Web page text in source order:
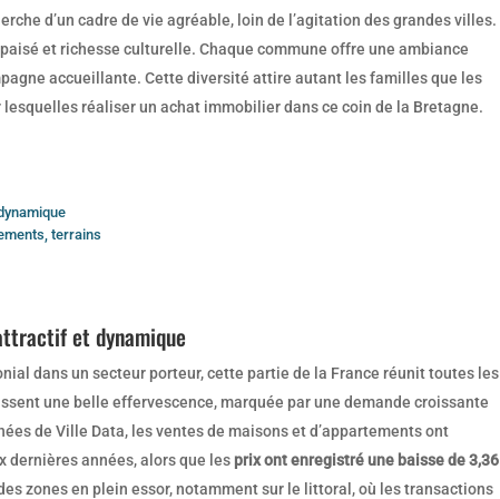
d’un cadre de vie agréable, loin de l’agitation des grandes villes.
et richesse culturelle. Chaque commune offre une ambiance
accueillante. Cette diversité attire autant les familles que les
réaliser un achat immobilier dans ce coin de la Bretagne.
terrains
et dynamique
dans un secteur porteur, cette partie de la France réunit toutes les
une belle effervescence, marquée par une demande croissante
de Ville Data, les ventes de maisons et d’appartements ont
dernières années, alors que les prix ont enregistré une baisse de 3,36
zones en plein essor, notamment sur le littoral, où les transactions